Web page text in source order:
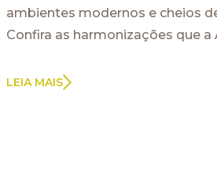
ambientes modernos e cheios
Confira as harmonizações que a
LEIA MAIS